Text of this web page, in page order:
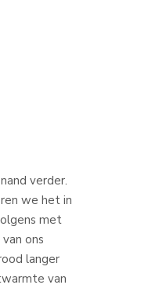
verder.
we het in
met
ons
langer
van